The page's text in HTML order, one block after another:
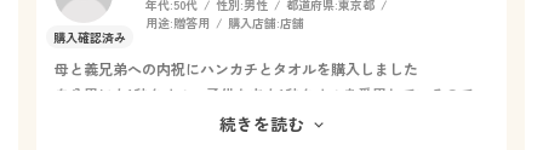
すがにくたびれてきましたが、生地が薄くなって、しまうのも場
て、お鍋の油拭き取りとして、使いきろうと思っています！私は
る時も、結婚祝いと赤ちゃんの誕生祝いには、いつもボディバス
年代:50代 性別:男性 都道府県:東京都
用途:贈答用 購入店舗:店舗
母と義兄弟への内祝にハンカチとタオルを購入しました
自分用にも1秒タオル、子供たちも1秒タオルを愛用しているので、
お返しにもと思い工場近くの店舗に出向き実際に商品を見て決め
続きを読む